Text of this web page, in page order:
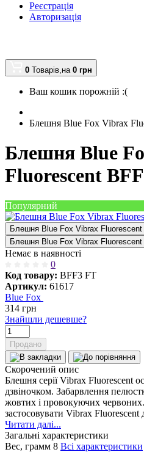
Реєстрація
Авторизація
0 Товарів,на 0 грн
Ваш кошик порожній :(
Блешня Blue Fox Vibrax
Блешня Blue
Fluorescent
Популярний
Блешня Blue Fox Vibrax
Блешня Blue Fox Vibrax
Немає в наявності
0
Код товару: BFF3 FT
Артикул: 61617
Blue Fox
314 грн
Знайшли дешевше?
Продано
Скорочений опис
Блешня серії Vibrax Fluorescent
дзвіночком. Забарвлення
жовтих і провокуючих
застосовувати Vibrax Fluorescent
Читати далі...
Загальні характеристики
Вес, грамм 8 Всі характеристики